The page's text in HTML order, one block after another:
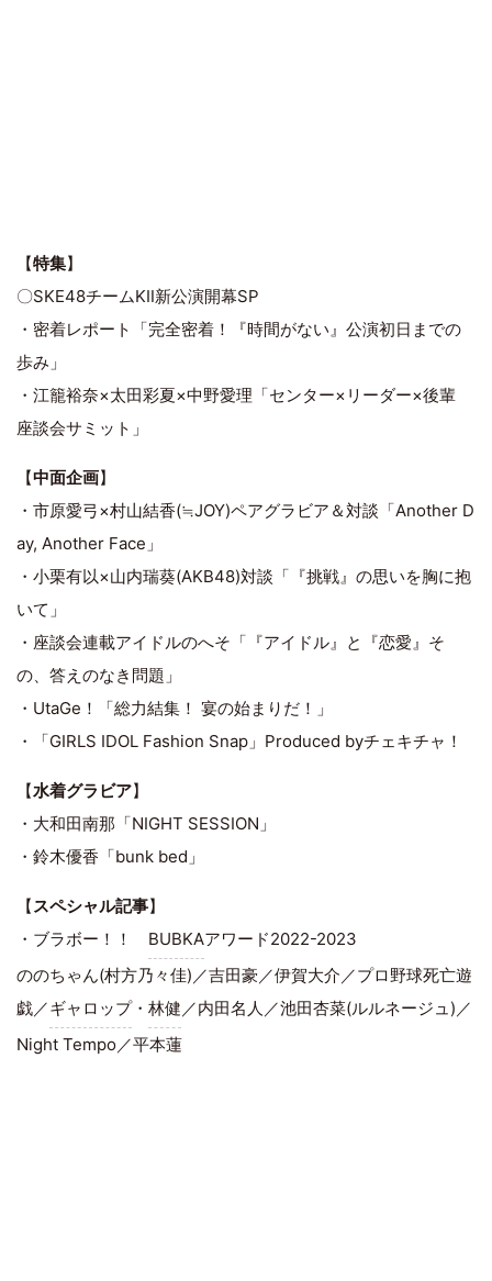
【特集】
〇SKE48チームKⅡ新公演開幕SP
・密着レポート「完全密着！『時間がない』公演初日までの
歩み」
・江籠裕奈×太田彩夏×中野愛理「センター×リーダー×後輩
座談会サミット」
【中面企画】
・市原愛弓×村山結香(≒JOY)ペアグラビア＆対談「Another D
ay, Another Face」
・小栗有以×山内瑞葵(AKB48)対談「『挑戦』の思いを胸に抱
いて」
・座談会連載アイドルのへそ「『アイドル』と『恋愛』そ
の、答えのなき問題」
・UtaGe！「総力結集！ 宴の始まりだ！」
・「GIRLS IDOL Fashion Snap」Produced byチェキチャ！
【水着グラビア】
・大和田南那「NIGHT SESSION」
・鈴木優香「bunk bed」
【スペシャル記事】
・ブラボー！！ BUBKAアワード2022-2023
ののちゃん(村方乃々佳)／吉田豪／伊賀大介／プロ野球死亡遊
戯／ギャロップ・ 林健／内田名人／池田杏菜(ルルネージュ)／
Night Tempo／平本蓮